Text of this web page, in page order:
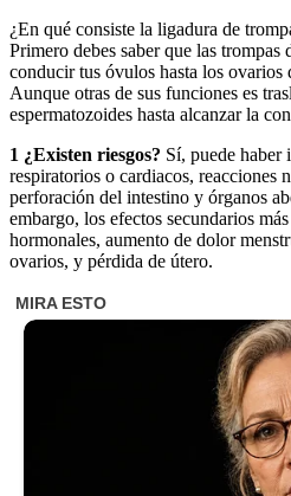
¿En qué consiste la ligadura de
Primero debes saber que las
conducir tus óvulos hasta los ovarios
Aunque otras de sus funciones es
espermatozoides hasta alcanzar la
1 ¿Existen riesgos? Sí, puede haber
respiratorios o cardiacos, reacciones
perforación del intestino y órganos
embargo, los efectos secundarios
hormonales, aumento de dolor
ovarios, y pérdida de útero.